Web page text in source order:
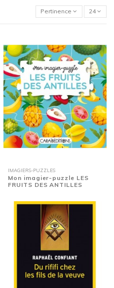
Pertinence 24
IMAGIERS-PUZZLES
Mon imagier-puzzle LES
FRUITS DES ANTILLES